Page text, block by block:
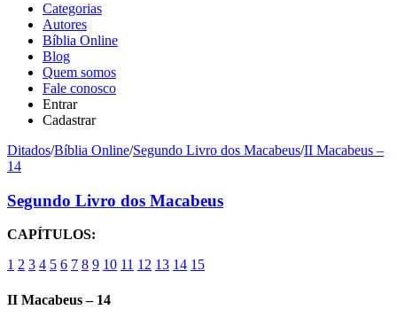
Categorias
Autores
Bíblia Online
Blog
Quem somos
Fale conosco
Entrar
Cadastrar
Ditados/Bíblia Online/Segundo Livro dos Macabeus/II Macabeus –
14
Segundo Livro dos Macabeus
CAPÍTULOS:
1 2 3 4 5 6 7 8 9 10 11 12 13 14 15
II Macabeus – 14